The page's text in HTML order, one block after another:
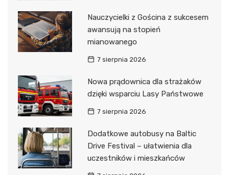
Nauczycielki z Gościna z sukcesem
awansują na stopień
mianowanego
7 sierpnia 2026
Nowa prądownica dla strażaków
dzięki wsparciu Lasy Państwowe
7 sierpnia 2026
Dodatkowe autobusy na Baltic
Drive Festival – ułatwienia dla
uczestników i mieszkańców